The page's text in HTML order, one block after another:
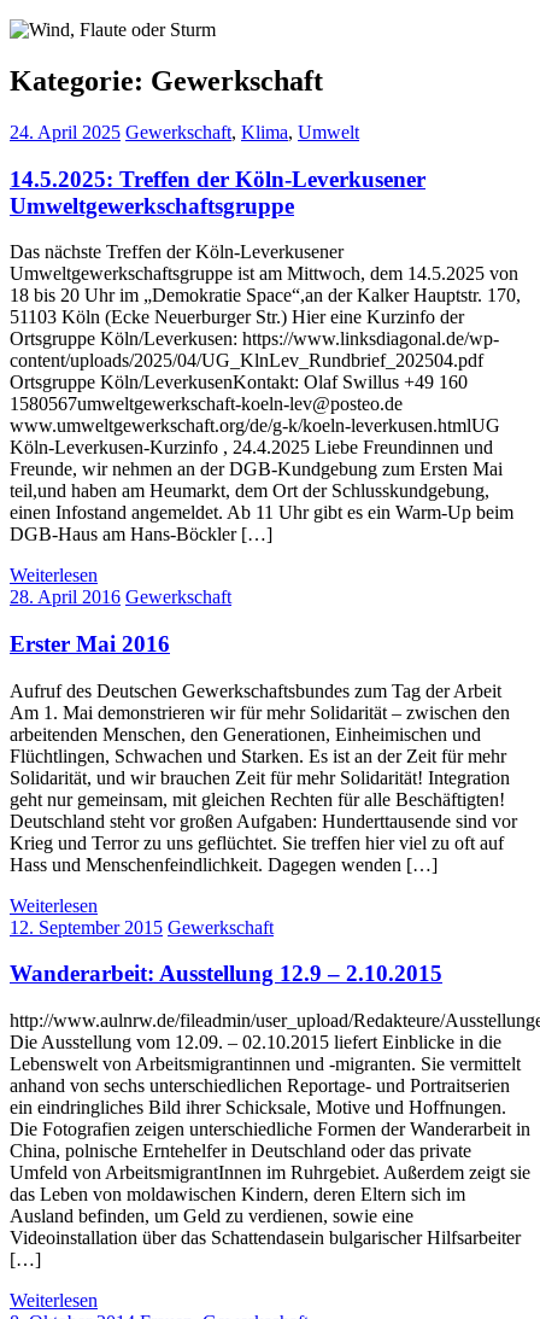
Kategorie: Gewerkschaft
24. April 2025 Gewerkschaft, Klima, Umwelt
14.5.2025: Treffen der Köln-Leverkusener
Umweltgewerkschaftsgruppe
Das nächste Treffen der Köln-Leverkusener
Umweltgewerkschaftsgruppe ist am Mittwoch, dem 14.5.2025 von
18 bis 20 Uhr im „Demokratie Space“,an der Kalker Hauptstr. 170,
51103 Köln (Ecke Neuerburger Str.) Hier eine Kurzinfo der
Ortsgruppe Köln/Leverkusen: https://www.linksdiagonal.de/wp-
content/uploads/2025/04/UG_KlnLev_Rundbrief_202504.pdf
Ortsgruppe Köln/LeverkusenKontakt: Olaf Swillus +49 160
1580567umweltgewerkschaft-koeln-lev@posteo.de
www.umweltgewerkschaft.org/de/g-k/koeln-leverkusen.htmlUG
Köln-Leverkusen-Kurzinfo , 24.4.2025 Liebe Freundinnen und
Freunde, wir nehmen an der DGB-Kundgebung zum Ersten Mai
teil,und haben am Heumarkt, dem Ort der Schlusskundgebung,
einen Infostand angemeldet. Ab 11 Uhr gibt es ein Warm-Up beim
DGB-Haus am Hans-Böckler […]
Weiterlesen
28. April 2016 Gewerkschaft
Erster Mai 2016
Aufruf des Deutschen Gewerkschaftsbundes zum Tag der Arbeit
Am 1. Mai demonstrieren wir für mehr Solidarität – zwischen den
arbeitenden Menschen, den Generationen, Einheimischen und
Flüchtlingen, Schwachen und Starken. Es ist an der Zeit für mehr
Solidarität, und wir brauchen Zeit für mehr Solidarität! Integration
geht nur gemeinsam, mit gleichen Rechten für alle Beschäftigten!
Deutschland steht vor großen Aufgaben: Hunderttausende sind vor
Krieg und Terror zu uns geflüchtet. Sie treffen hier viel zu oft auf
Hass und Menschenfeindlichkeit. Dagegen wenden […]
Weiterlesen
12. September 2015 Gewerkschaft
Wanderarbeit: Ausstellung 12.9 – 2.10.2015
http://www.aulnrw.de/fileadmin/user_upload/Redakteure/
Die Ausstellung vom 12.09. – 02.10.2015 liefert Einblicke in die
Lebenswelt von Arbeitsmigrantinnen und -migranten. Sie vermittelt
anhand von sechs unterschiedlichen Reportage- und Portraitserien
ein eindringliches Bild ihrer Schicksale, Motive und Hoffnungen.
Die Fotografien zeigen unterschiedliche Formen der Wanderarbeit in
China, polnische Erntehelfer in Deutschland oder das private
Umfeld von ArbeitsmigrantInnen im Ruhrgebiet. Außerdem zeigt sie
das Leben von moldawischen Kindern, deren Eltern sich im
Ausland befinden, um Geld zu verdienen, sowie eine
Videoinstallation über das Schattendasein bulgarischer Hilfsarbeiter
[…]
Weiterlesen